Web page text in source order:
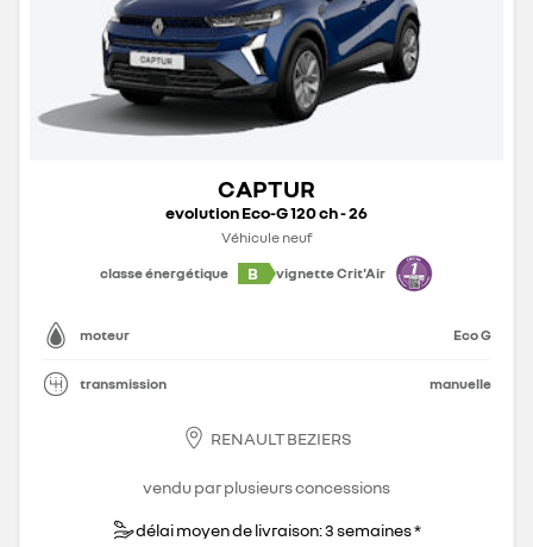
CAPTUR
evolution Eco-G 120 ch - 26
Véhicule neuf
classe énergétique
B vignette Crit'Air
moteur Eco G
transmission manuelle
RENAULT BEZIERS
vendu par plusieurs concessions
délai moyen de livraison: 3 semaines *